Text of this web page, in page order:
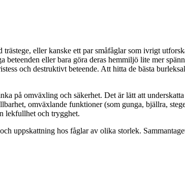
eller kanske ett par småfåglar som ivrigt
eller bara göra deras hemmiljö lite mer
och destruktivt beteende. Att hitta de bästa
på omväxling och säkerhet. Det är lätt att
omväxlande funktioner (som gunga, bjällra,
lekfullhet och trygghet.
uppskattning hos fåglar av olika storlek.